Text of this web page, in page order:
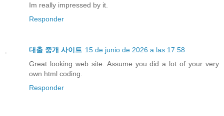
Im really impressed by it.
Responder
대출 중개 사이트 15 de junio de 2026 a las 17:58
Great looking web site. Assume you did a lot of your very
own html coding.
Responder